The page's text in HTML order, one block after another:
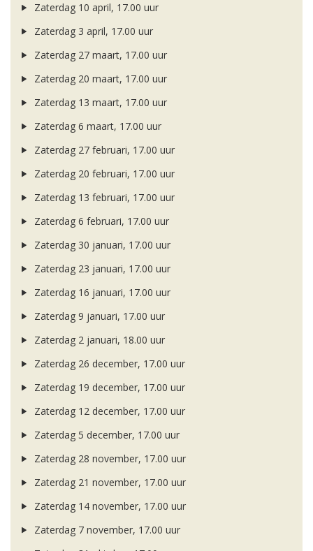
Zaterdag 10 april, 17.00 uur
Zaterdag 3 april, 17.00 uur
Zaterdag 27 maart, 17.00 uur
Zaterdag 20 maart, 17.00 uur
Zaterdag 13 maart, 17.00 uur
Zaterdag 6 maart, 17.00 uur
Zaterdag 27 februari, 17.00 uur
Zaterdag 20 februari, 17.00 uur
Zaterdag 13 februari, 17.00 uur
Zaterdag 6 februari, 17.00 uur
Zaterdag 30 januari, 17.00 uur
Zaterdag 23 januari, 17.00 uur
Zaterdag 16 januari, 17.00 uur
Zaterdag 9 januari, 17.00 uur
Zaterdag 2 januari, 18.00 uur
Zaterdag 26 december, 17.00 uur
Zaterdag 19 december, 17.00 uur
Zaterdag 12 december, 17.00 uur
Zaterdag 5 december, 17.00 uur
Zaterdag 28 november, 17.00 uur
Zaterdag 21 november, 17.00 uur
Zaterdag 14 november, 17.00 uur
Zaterdag 7 november, 17.00 uur